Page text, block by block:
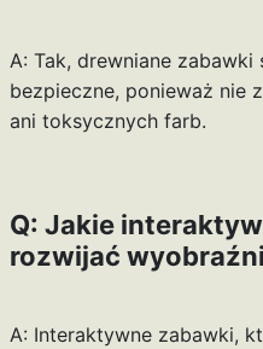
A: Tak, drewniane zabawki
bezpieczne, ponieważ nie
ani toksycznych farb.
Q: Jakie
rozwijać
A: Interaktywne zabawki,